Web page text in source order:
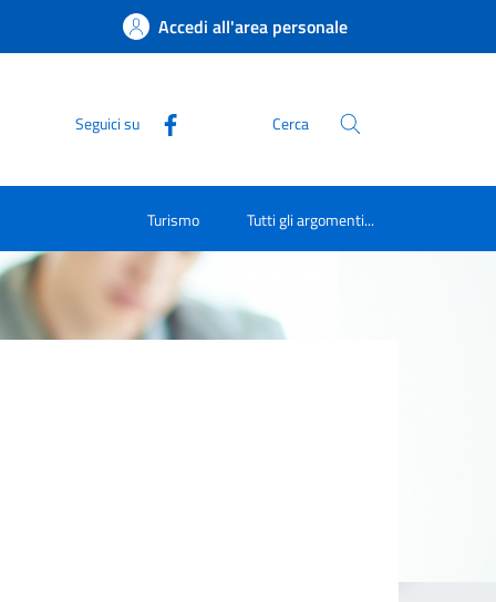
Accedi all'area personale
Seguici su Cerca
Turismo Tutti gli argomenti...